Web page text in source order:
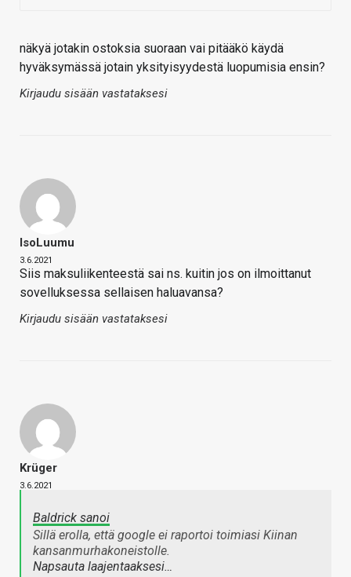
näkyä jotakin ostoksia suoraan vai pitääkö käydä
hyväksymässä jotain yksityisyydestä luopumisia ensin?
Kirjaudu sisään vastataksesi
IsoLuumu
3.6.2021
Siis maksuliikenteestä sai ns. kuitin jos on ilmoittanut
sovelluksessa sellaisen haluavansa?
Kirjaudu sisään vastataksesi
Krüger
3.6.2021
Baldrick sanoi
Sillä erolla, että google ei raportoi toimiasi Kiinan
kansanmurhakoneistolle.
Napsauta laajentaaksesi…